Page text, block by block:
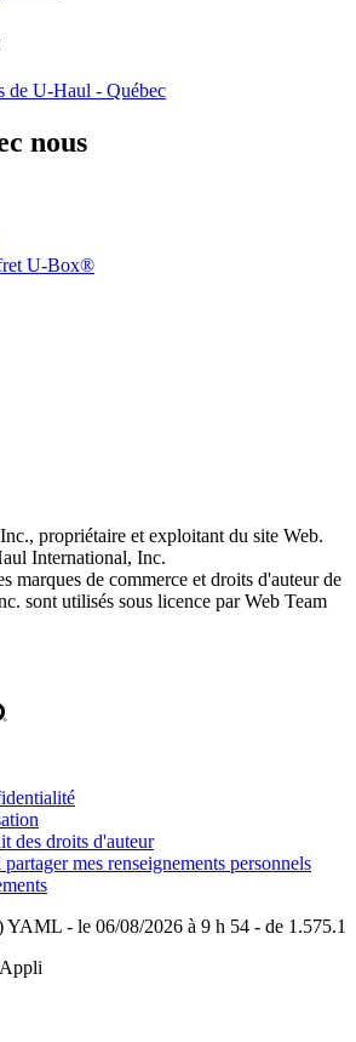
de U-Haul - Québec
nous
U-Box®
propriétaire et exploitant du site Web.
International, Inc.
marques de commerce et droits d'auteur de
sont utilisés sous licence par Web Team
des droits d'auteur
mes renseignements personnels
- le 06/08/2026 à 9 h 54 - de 1.575.1
Appli